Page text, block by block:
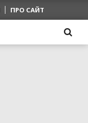
ПРО САЙТ